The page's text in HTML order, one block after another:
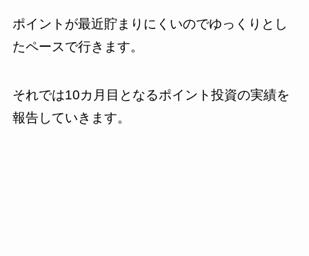
ポイントが最近貯まりにくいのでゆっくりとし
たペースで行きます。
それでは10カ月目となるポイント投資の実績を
報告していきます。